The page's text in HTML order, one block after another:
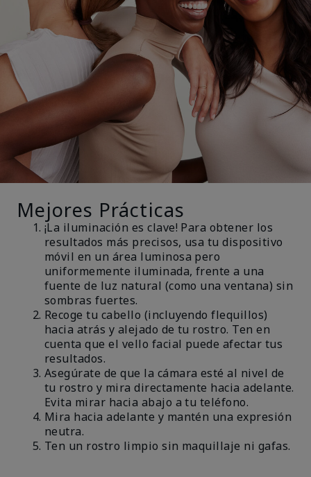
Mejores Prácticas
¡La iluminación es clave! Para obtener los
resultados más precisos, usa tu dispositivo
móvil en un área luminosa pero
uniformemente iluminada, frente a una
fuente de luz natural (como una ventana) sin
sombras fuertes.
Recoge tu cabello (incluyendo flequillos)
hacia atrás y alejado de tu rostro. Ten en
cuenta que el vello facial puede afectar tus
resultados.
Asegúrate de que la cámara esté al nivel de
tu rostro y mira directamente hacia adelante.
Evita mirar hacia abajo a tu teléfono.
Mira hacia adelante y mantén una expresión
neutra.
Ten un rostro limpio sin maquillaje ni gafas.